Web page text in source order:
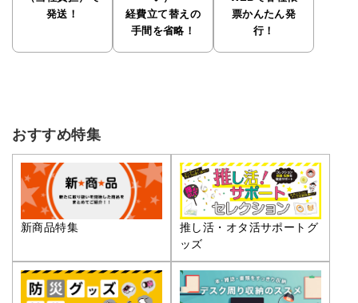
発送！
経費立て替えの
手間を省略！
票かんたん発
行！
おすすめ特集
新商品特集
推し活・オタ活サポートグ
ッズ